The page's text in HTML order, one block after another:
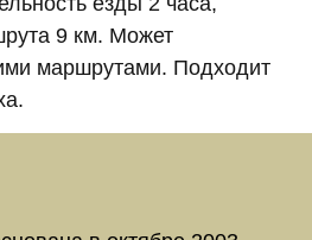
9 км. Может
маршрутами. Подходит